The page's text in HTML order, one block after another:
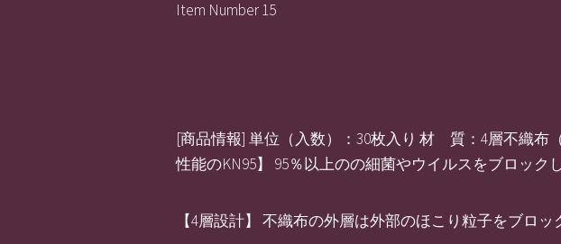
Item Number 15
[商品情報] 単位（入数）：30枚入り 材 質：4層不織布
性能のKN95】 95％以上のの細菌やウイルスをブロック
【4層設計】 不織布の外層は外部のほこり粒子をブロ